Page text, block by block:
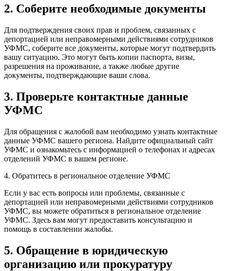
2. Соберите необходимые документы
Для подтверждения своих прав и проблем, связанных с
депортацией или неправомерными действиями сотрудников
УФМС, соберите все документы, которые могут подтвердить
вашу ситуацию. Это могут быть копии паспорта, визы,
разрешения на проживание, а также любые другие
документы, подтверждающие ваши слова.
3. Проверьте контактные данные
УФМС
Для обращения с жалобой вам необходимо узнать контактные
данные УФМС вашего региона. Найдите официальный сайт
УФМС и ознакомьтесь с информацией о телефонах и адресах
отделений УФМС в вашем регионе.
4. Обратитесь в региональное отделение УФМС
Если у вас есть вопросы или проблемы, связанные с
депортацией или неправомерными действиями сотрудников
УФМС, вы можете обратиться в региональное отделение
УФМС. Здесь вам могут предоставить консультацию и
помощь в составлении жалобы.
5. Обращение в юридическую
организацию или прокуратуру